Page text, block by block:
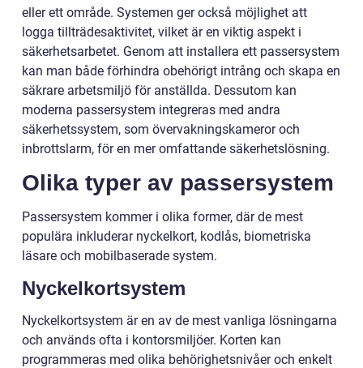
eller ett område. Systemen ger också möjlighet att
logga tillträdesaktivitet, vilket är en viktig aspekt i
säkerhetsarbetet. Genom att installera ett passersystem
kan man både förhindra obehörigt intrång och skapa en
säkrare arbetsmiljö för anställda. Dessutom kan
moderna passersystem integreras med andra
säkerhetssystem, som övervakningskameror och
inbrottslarm, för en mer omfattande säkerhetslösning.
Olika typer av passersystem
Passersystem kommer i olika former, där de mest
populära inkluderar nyckelkort, kodlås, biometriska
läsare och mobilbaserade system.
Nyckelkortsystem
Nyckelkortsystem är en av de mest vanliga lösningarna
och används ofta i kontorsmiljöer. Korten kan
programmeras med olika behörighetsnivåer och enkelt